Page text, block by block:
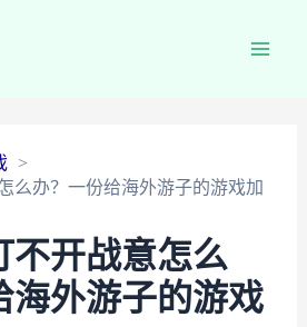
么办？一份给海外游子的游戏加
不开战意怎么
海外游子的游戏